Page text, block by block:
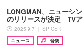
LONGMAN、ニューシ
のリリースが決定 TV
2025.9.7 ｜ SPICER
ニュース
音楽